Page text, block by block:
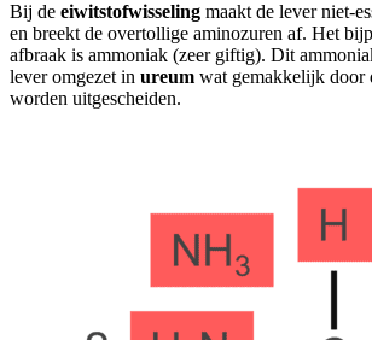
Bij de eiwitstofwisseling maakt de lever niet-
en breekt de overtollige aminozuren af. Het
afbraak is ammoniak (zeer giftig). Dit
lever omgezet in ureum wat gemakkelijk door
worden uitgescheiden.